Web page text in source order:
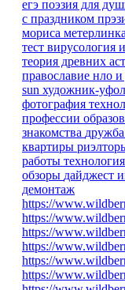
егэ поэзия для
с праздником
мориса
тест вирусология
теория древних
православие нло и
sun художник-
фотография
профессии
знакомства дружба
квартиры
работы
обзоры дайджест
демонтаж
https://
https://
https://
https://
https://
https://